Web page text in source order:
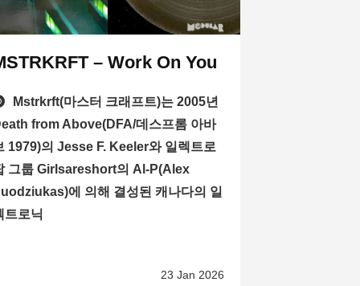
– Work On You
Mstrkrft(마스터 크래프트)는 2005년
from Above(DFA/데스프롬 아바
1979)의 Jesse F. Keeler와 일렉트로
그룹 Girlsareshort의 Al-P(Alex
에 의해 결성된 캐나다의 일
트로닉
23 Jan 2026